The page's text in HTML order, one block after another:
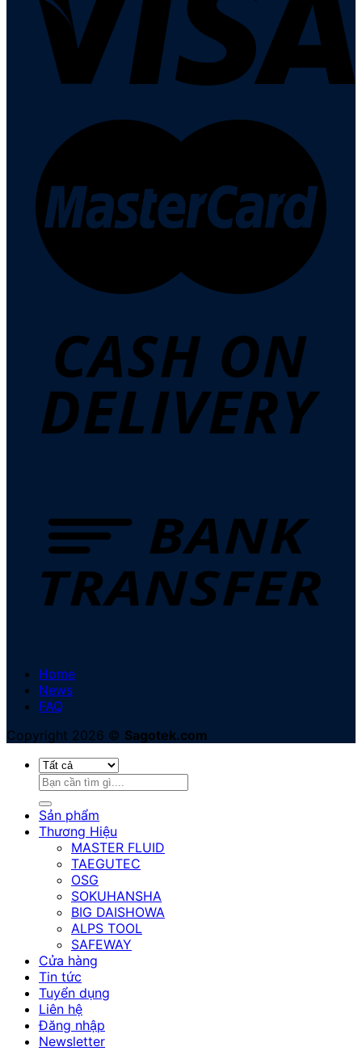
Home
News
FAQ
Copyright 2026 © Sagotek.com
Tìm
Sản phẩm
Thương Hiệu
MASTER FLUID
TAEGUTEC
OSG
SOKUHANSHA
BIG DAISHOWA
ALPS TOOL
SAFEWAY
Cửa hàng
Tin tức
Tuyển dụng
Liên hệ
Đăng nhập
Newsletter